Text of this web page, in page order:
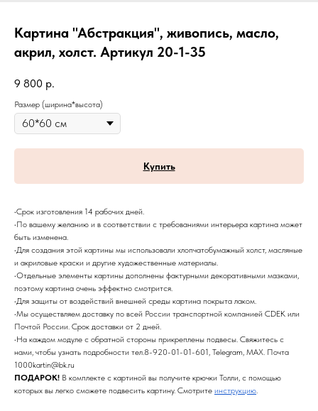
Картина "Абстракция", живопись, масло,
акрил, холст. Артикул 20-1-35
9 800 р.
Размер (ширина*высота)
Купить
•Срок изготовления 14 рабочих дней.
•По вашему желанию и в соответствии с требованиями интерьера картина может
быть изменена.
•Для создания этой картины мы использовали хлопчатобумажный холст, масляные
и акриловые краски и другие художественные материалы.
•Отдельные элементы картины дополнены фактурными декоративными мазками,
поэтому картина очень эффектно смотрится.
•Для защиты от воздействий внешней среды картина покрыта лаком.
•Мы осуществляем доставку по всей России транспортной компанией CDEK или
Почтой России. Срок доставки от 2 дней.
•На каждом модуле с обратной стороны прикреплены подвесы. Свяжитесь с
нами, чтобы узнать подробности тел.8-920-01-01-601, Telegram, MAX. Почта
1000kartin@bk.ru
ПОДАРОК! В комплекте с картиной вы получите крючки Толли, с помощью
которых вы легко сможете подвесить картину. Смотрите инструкцию.